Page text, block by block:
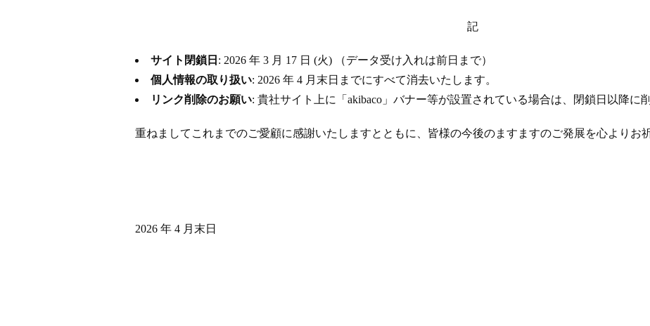
記
サイト閉鎖日 : 2026 年 3 月 17 日 (火) （データ受け入れは前日まで）
個人情報の取り扱い: 2026 年 4 月末日までにすべて消去いたします。
リンク削除のお願い: 貴社サイト上に「akibaco」バナー等が設置されている場合は、閉鎖日以降に
重ねましてこれまでのご愛顧に感謝いたしますとともに、皆様の今後のますますのご発展を心よりお
2026 年 4 月末日